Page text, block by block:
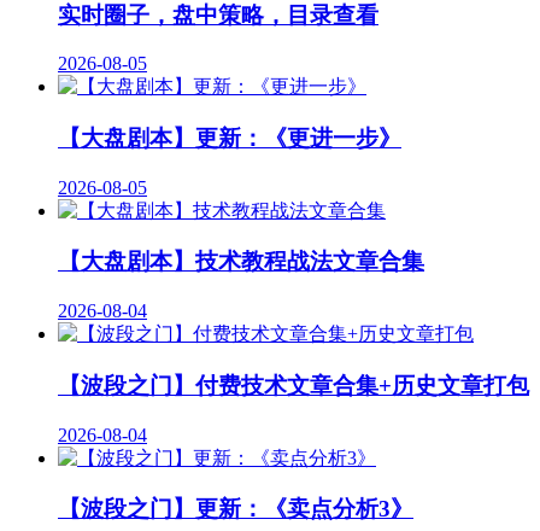
实时圈子，盘中策略，目录查看
2026-08-05
【大盘剧本】更新：《更进一步》
2026-08-05
【大盘剧本】技术教程战法文章合集
2026-08-04
【波段之门】付费技术文章合集+历史文章打包
2026-08-04
【波段之门】更新：《卖点分析3》